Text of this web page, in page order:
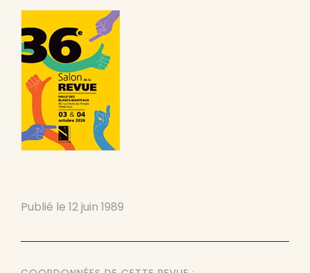
Publié le 12 juin 1989